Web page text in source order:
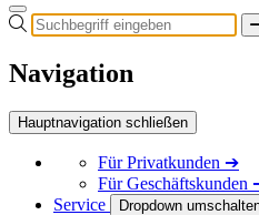
Navigation
Hauptnavigation schließen
FürPrivatkunden ➔
FürGeschäftskunden
Service
Dropdown